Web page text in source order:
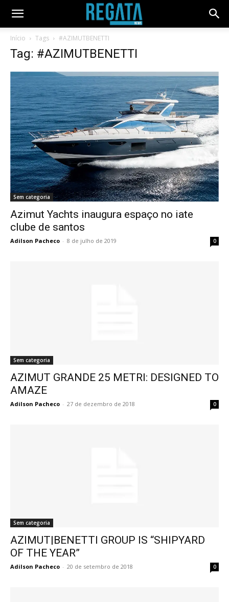
Início Tags #AZIMUTBENETTI
Tag: #AZIMUTBENETTI
Sem categoria
Azimut Yachts inaugura espaço no iate
clube de santos
Adilson Pacheco - 8 de julho de 2019 0
Sem categoria
AZIMUT GRANDE 25 METRI: DESIGNED TO
AMAZE
Adilson Pacheco - 27 de dezembro de 2018 0
Sem categoria
AZIMUT|BENETTI GROUP IS “SHIPYARD
OF THE YEAR”
Adilson Pacheco - 20 de setembro de 2018 0